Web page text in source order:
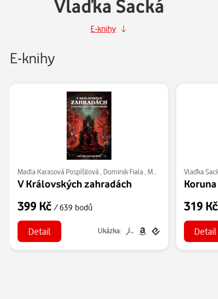
Vlaďka Sacká
E-knihy
E-knihy
Madla Karasová Pospíšilová , Dominik Fiala , Murin Wolf Michal
V Královských zahradách
399 Kč / 639 bodů
Detail Ukázka:
Vlaďka
319
Detail